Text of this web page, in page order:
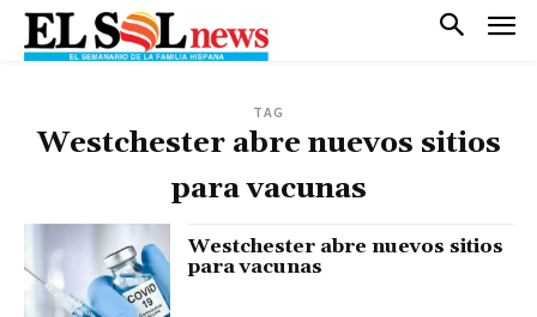
TAG
Westchester abre nuevos sitios
para vacunas
Westchester abre nuevos sitios
para vacunas